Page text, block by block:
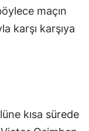
maçın
karşı karşıya
kısa sürede